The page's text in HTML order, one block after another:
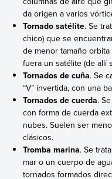
da origen a varios
Tornado satélite. Se
chico) que se
de menor tamaño
fuera un satélite (de allí
Tornados de cuña. Se
“V” invertida, con una
Tornados de cuerda.
con forma de cuerda
nubes. Suelen ser
clásicos.
Tromba marina. Se
mar o un cuerpo de
tornados formados